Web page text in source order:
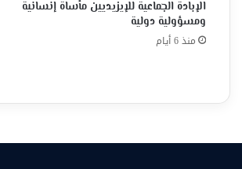
خلال
الإعداد
والتجهيز..
الإبادة الجماعية للإيزيديين مأساة إنسانية
ومسؤولية دولية
منذ 6 أيام